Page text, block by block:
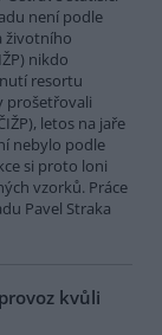
není podle
životního
nikdo
resortu
prošetřovali
letos na jaře
nebylo podle
si proto loni
vzorků. Práce
Pavel Straka
kvůli